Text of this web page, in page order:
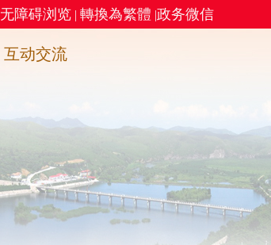
无障碍浏览 | 轉換為繁體 |政务微信
互动交流